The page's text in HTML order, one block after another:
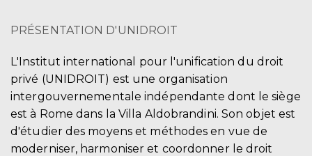
PRÉSENTATION D'UNIDROIT
L'Institut international pour l'unification du droit
privé (UNIDROIT) est une organisation
intergouvernementale indépendante dont le siège
est à Rome dans la Villa Aldobrandini. Son objet est
d'étudier des moyens et méthodes en vue de
moderniser, harmoniser et coordonner le droit